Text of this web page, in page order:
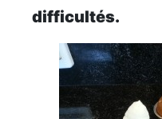
difficultés.